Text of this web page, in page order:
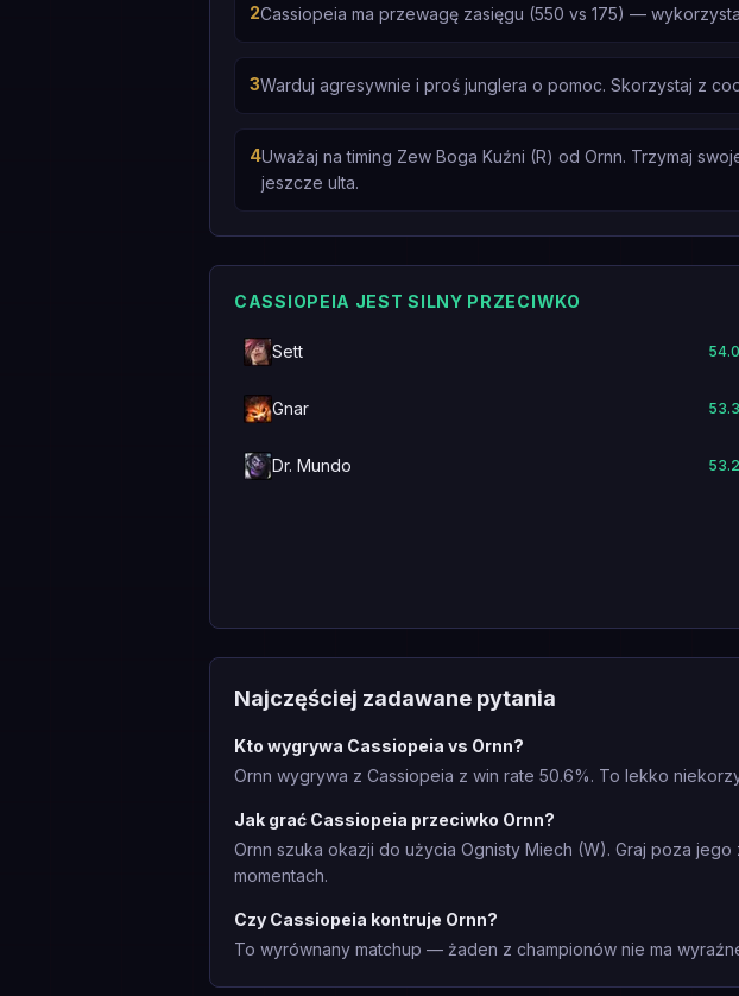
2Cassiopeia ma przewagę zasięgu (550 vs 175) —
3Warduj agresywnie i proś junglera o pomoc. Skorzystaj z
4Uważaj na timing Zew Boga Kuźni (R) od Ornn. Trzymaj
jeszcze ulta.
CASSIOPEIA JEST SILNY PRZECIWKO
Sett 54.0
Gnar 53.3
Dr. Mundo 53.2
Najczęściej zadawane pytania
Kto wygrywa Cassiopeia vs Ornn?
Ornn wygrywa z Cassiopeia z win rate 50.6%. To lekko
Jak grać Cassiopeia przeciwko Ornn?
Ornn szuka okazji do użycia Ognisty Miech (W). Graj poza
momentach.
Czy Cassiopeia kontruje Ornn?
To wyrównany matchup — żaden z championów nie ma